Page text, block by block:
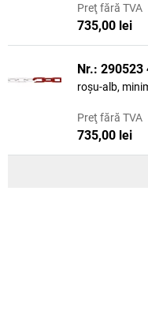
Preţ fără TVA
735,00 lei
Nr.: 290523
roșu-alb,
Preţ fără TVA
735,00 lei